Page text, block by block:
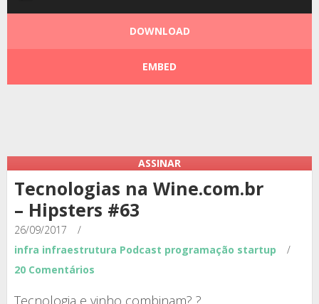
DOWNLOAD
EMBED
ASSINAR
Tecnologias na Wine.com.br
– Hipsters #63
26/09/2017
/
infra infraestrutura Podcast programação startup
/
20 Comentários
Tecnologia e vinho combinam? ?